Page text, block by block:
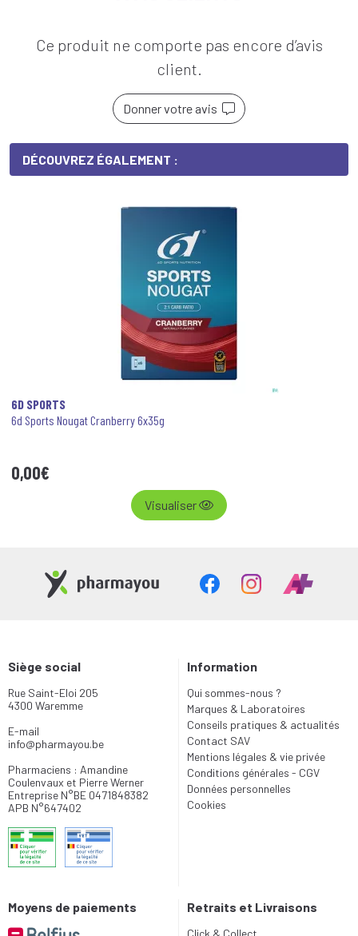
Ce produit ne comporte pas encore d’avis
client.
Donner votre avis
DÉCOUVREZ ÉGALEMENT :
6D SPORTS
6d Sports Nougat Cranberry 6x35g
0,00€
Visualiser
Siège social
Rue Saint-Eloi 205
4300 Waremme
E-mail
info@pharmayou.be
Pharmaciens : Amandine
Coulenvaux et Pierre Werner
Entreprise N°BE 0471848382
APB N°647402
Information
Qui sommes-nous ?
Marques & Laboratoires
Conseils pratiques & actualités
Contact SAV
Mentions légales & vie privée
Conditions générales - CGV
Données personnelles
Cookies
Moyens de paiements Retraits et Livraisons
Click & Collect